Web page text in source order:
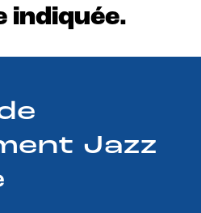
indiquée.
Jazz